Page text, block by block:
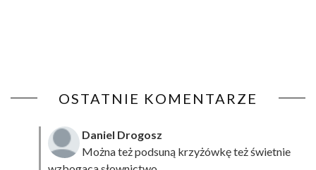
OSTATNIE KOMENTARZE
Daniel Drogosz
Można też podsuną krzyżówkęteż świetnie